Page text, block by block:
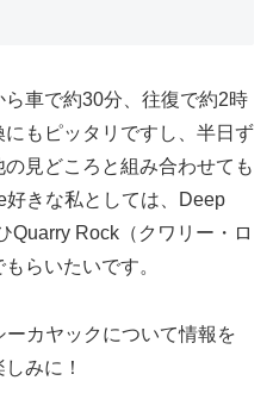
車で約30分、往復で約2時
もピッタリですし、半日ず
見どころと組み合わせても
きな私としては、Deep
Quarry Rock（クワリー・ロ
らいたいです。
カヤックについて情報を
みに！